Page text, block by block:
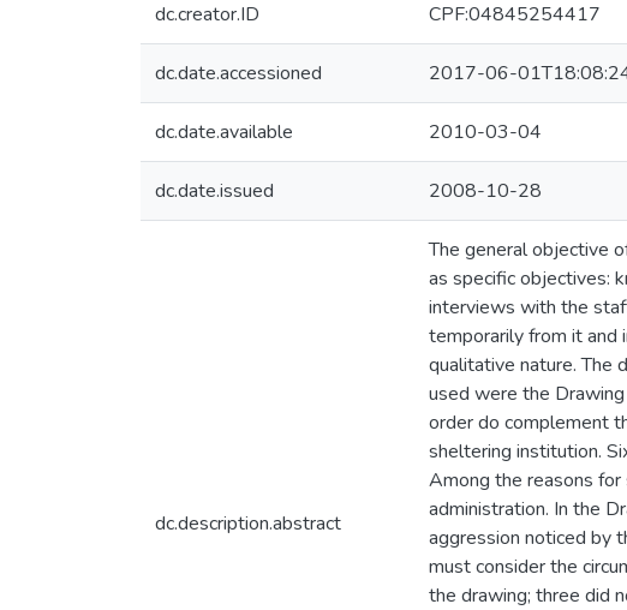
dc.creator.ID CPF:04845254417
dc.date.accessioned 2017-06-
dc.date.available 2010-03-04
dc.date.issued 2008-10-28
dc.description.abstract
The general objective
as specific objectives:
interviews with the
temporarily from it and
qualitative nature. The
used were the
order do complement
sheltering institution.
Among the reasons
administration. In the
aggression noticed by
must consider the
the drawing; three did